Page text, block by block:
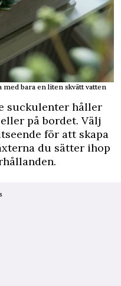
bara en liten skvätt vatten
suckulenter håller
på bordet. Välj
för att skapa
du sätter ihop